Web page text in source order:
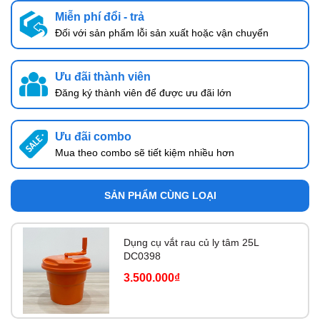
Miễn phí đổi - trả
Đối với sản phẩm lỗi sản xuất hoặc vận chuyển
Ưu đãi thành viên
Đăng ký thành viên để được ưu đãi lớn
Ưu đãi combo
Mua theo combo sẽ tiết kiệm nhiều hơn
SẢN PHẨM CÙNG LOẠI
Dụng cụ vắt rau củ ly tâm 25L
DC0398
3.500.000₫